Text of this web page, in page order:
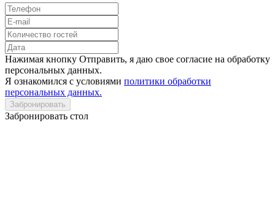
Нажимая кнопку Отправить, я даю свое согласие на обработку
персональных данных.
Я ознакомился с условиями политики обработки
персональных данных.
Забронировать
Забронировать стол